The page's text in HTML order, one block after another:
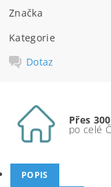
Značka
Kategorie
Dotaz
Přes
po celé
POPIS